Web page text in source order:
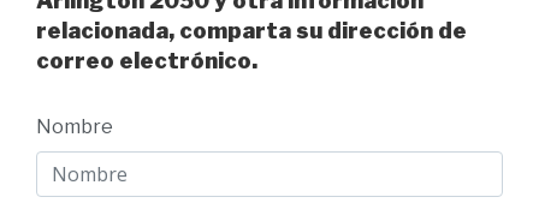
relacionada, comparta su dirección de
correo electrónico.
Nombre